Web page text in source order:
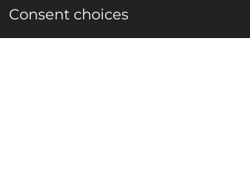
Consent choices